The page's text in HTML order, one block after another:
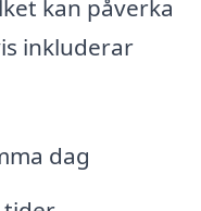
kan påverka
inkluderar
dag